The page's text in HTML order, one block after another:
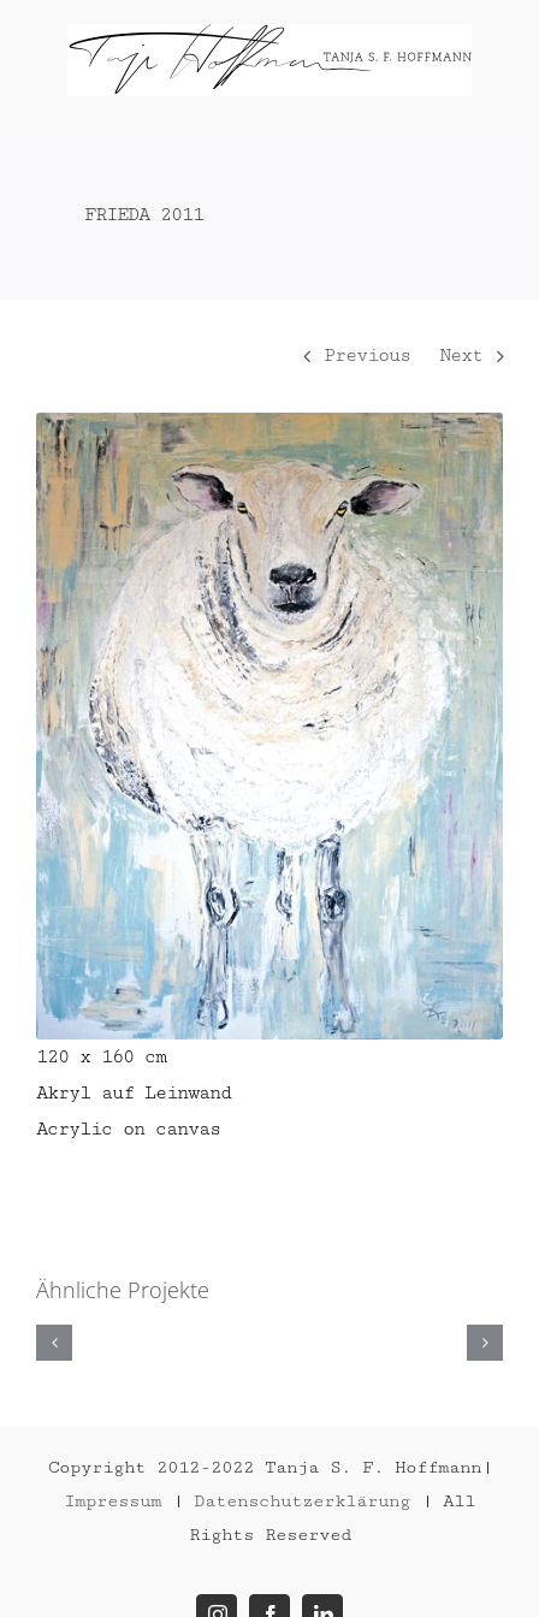
FRIEDA 2011
Previous Next
120 x 160 cm
Akryl auf Leinwand
Acrylic on canvas
Ähnliche Projekte
Copyright 2012-2022 Tanja S. F. Hoffmann|
Impressum| Datenschutzerklärung | All
Rights Reserved